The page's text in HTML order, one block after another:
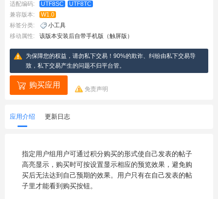
适配编码:
UTF8SC
UTF8TC
兼容版本:
W1.0
标签分类:
小工具
移动属性:
该版本安装后自带手机版（触屏版）
为保障您的权益，请勿私下交易！90%的欺诈、纠纷由私下交易导
致，私下交易产生的问题不归平台管。
购买应用 免责声明
应用介绍 更新日志
指定用户组用户可通过积分购买的形式使自己发表的帖子
高亮显示，购买时可按设置显示相应的预览效果，避免购
买后无法达到自己预期的效果。用户只有在自己发表的帖
子里才能看到购买按钮。